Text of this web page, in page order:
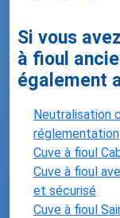
Si vous
à fioul
également
Neutralisation
réglementation
Cuve à fioul
Cuve à fioul
et sécurisé
Cuve à fioul